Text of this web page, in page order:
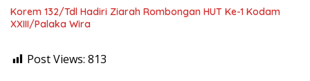
Korem 132/Tdl Hadiri Ziarah Rombongan HUT Ke-1 Kodam
XXIII/Palaka Wira
Post Views: 813